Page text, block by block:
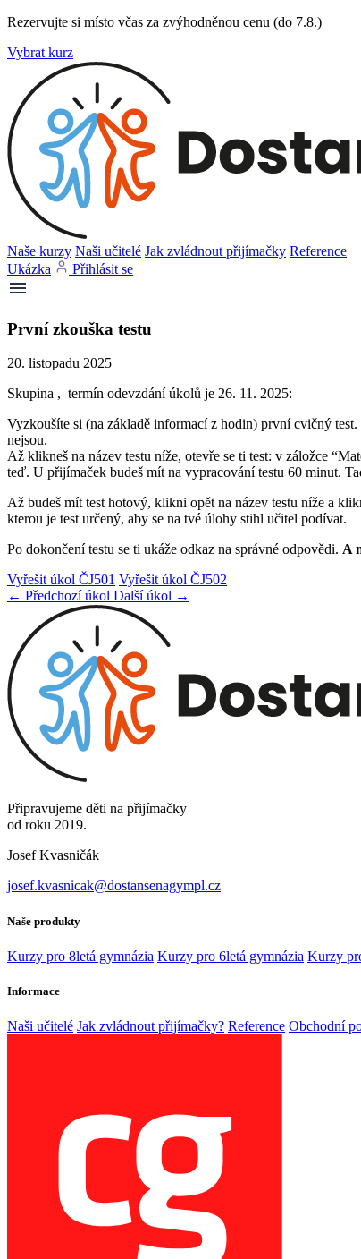
Rezervujte si místo včas za zvýhodněnou cenu (do 7.8.)
Vybrat kurz
Naše kurzy Naši učitelé Jak zvládnout přijímačky Reference
Ukázka
Přihlásit se
První zkouška testu
20. listopadu 2025
Skupina , termín odevzdání úkolů je 26. 11. 2025:
Vyzkoušíte si (na základě informací z hodin) první cvičný
nejsou.
Až klikneš na název testu níže, otevře se ti test: v záložce
teď. U přijímaček budeš mít na vypracování testu 60 minut.
Až budeš mít test hotový, klikni opět na název testu níže a
kterou je test určený, aby se na tvé úlohy stihl učitel podívat.
Po dokončení testu se ti ukáže odkaz na správné odpovědi. A
Vyřešit úkol ČJ501 Vyřešit úkol ČJ502
← Předchozí úkol Další úkol →
Připravujeme děti na přijímačky
od roku 2019.
Josef Kvasničák
josef.kvasnicak@dostansenagympl.cz
Naše produkty
Kurzy pro 8letá gymnázia Kurzy pro 6letá gymnázia Kurzy
Informace
Naši učitelé Jak zvládnout přijímačky? Reference Obchodní